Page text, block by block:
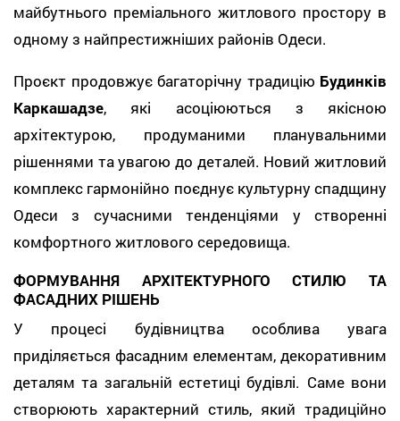
майбутнього преміального житлового простору в
одному з найпрестижніших районів Одеси.
Проєкт продовжує багаторічну традицію Будинків
Каркашадзе, які асоціюються з якісною
архітектурою, продуманими планувальними
рішеннями та увагою до деталей. Новий житловий
комплекс гармонійно поєднує культурну спадщину
Одеси з сучасними тенденціями у створенні
комфортного житлового середовища.
ФОРМУВАННЯ АРХІТЕКТУРНОГО СТИЛЮ ТА
ФАСАДНИХ РІШЕНЬ
У процесі будівництва особлива увага
приділяється фасадним елементам, декоративним
деталям та загальній естетиці будівлі. Саме вони
створюють характерний стиль, який традиційно